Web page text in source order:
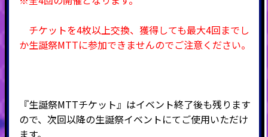
チケットを4枚以上交換、獲得しても最大4回までし
か生誕祭MTTに参加できませんのでご注意ください。
『生誕祭MTTチケット』はイベント終了後も残ります
ので、次回以降の生誕祭イベントにてご使用いただけ
ます。